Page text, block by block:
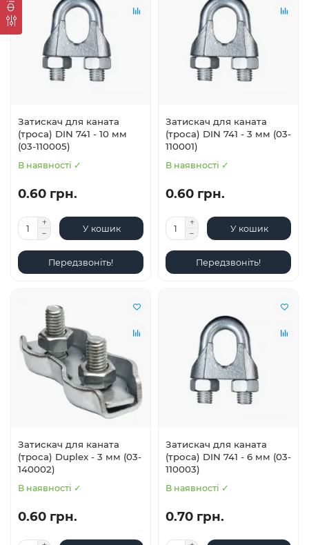
Затискач для каната
(троса) DIN 741 - 10 мм
(03-110005)
В наявності ✓
0.60 грн.
У кошик
Передзвоніть!
Затискач для каната
(троса) DIN 741 - 3 мм (03-
110001)
В наявності ✓
0.60 грн.
У кошик
Передзвоніть!
Затискач для каната
(троса) Duplex - 3 мм (03-
140002)
В наявності ✓
0.60 грн.
Затискач для каната
(троса) DIN 741 - 6 мм (03-
110003)
В наявності ✓
0.70 грн.